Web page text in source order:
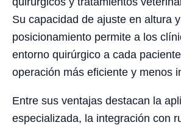
Su capacidad de ajuste en altura y
posicionamiento permite a los
entorno quirúrgico a cada
operación más eficiente y menos
Entre sus ventajas destacan la
especializada, la integración con